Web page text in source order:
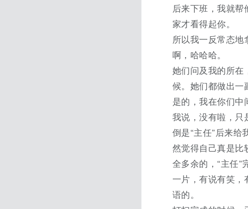
后来下班，我就帮
家才看得起你。
所以我一反常态地
啊，哈哈哈。
她们问及我的所在
候。她们都做出一
是的，我在你们中
我说，没有啦，只
倒是“主任”后来给
然觉得自己真是比
全多余的，“主任”
一片，有说有笑，
语的。